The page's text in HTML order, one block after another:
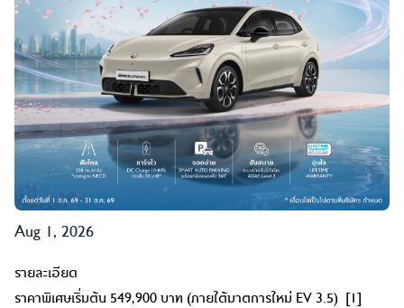
Aug 1, 2026
รายละเอียด
ราคาพิเศษเริ่มต้น 549,900 บาท (ภายใต้มาตการใหม่ EV 3.5) [1]